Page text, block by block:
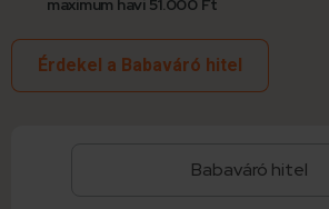
maximum havi 51.000 Ft
Érdekel a Babaváró hitel